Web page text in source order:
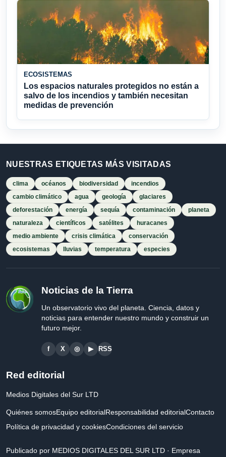
ECOSISTEMAS
Los espacios naturales protegidos no están a
salvo de los incendios y también necesitan
medidas de prevención
NUESTRAS ETIQUETAS MÁS VISITADAS
clima océanos biodiversidad
incendios
cambio climático
agua geología
glaciares
deforestación
energía sequía contaminación
planeta
naturaleza
científicos satélites
huracanes
medio ambiente
crisis climática
conservación
ecosistemas
lluvias temperatura especies
Noticias de la Tierra
Un observatorio vivo del planeta. Ciencia, datos y
noticias para entender nuestro mundo y construir un
futuro mejor.
f X ◎ ▶ RSS
Red editorial
Medios Digitales del Sur LTD
Quiénes somosEquipo editorialResponsabilidad editorialContacto
Política de privacidad y cookiesCondiciones del servicio
Publicado por MEDIOS DIGITALES DEL SUR LTD · Empresa